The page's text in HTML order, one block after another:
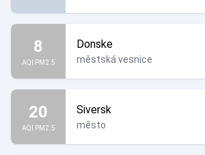
8
AQI PM2.5
Donske
městská vesnice
20
AQI PM2.5
Siversk
město